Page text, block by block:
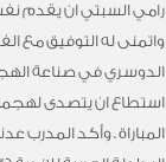
واتمنى له التوفيق مع
الدوسري في صناعة
استطاع ان يتصدى
المباراة . وأكد المدرب